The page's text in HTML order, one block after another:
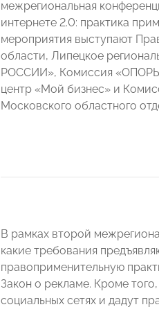
межрегиональная
интернете 2.0: практика
мероприятия выступают
области, Липецкое
РОССИИ», Комиссия
центр «Мой бизнес» и
Московского областного
В рамках второй
какие требования
правоприменительную
Закон о рекламе. Кроме
социальных сетях и дадут